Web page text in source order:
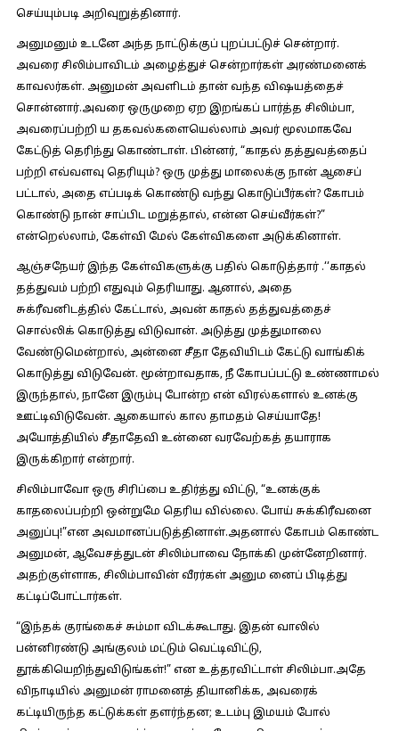
செய்யும்படி அறிவுறுத்தினார்.
அனுமனும் உடனே அந்த நாட்டுக்குப் புறப்பட்டுச் சென்றார்.
அவரை சிலிம்பாவிடம் அழைத்துச் சென்றார்கள் அரண்மனைக்
காவலர்கள். அனுமன் அவளிடம் தான் வந்த விஷயத்தைச்
சொன்னார்.அவரை ஒருமுறை ஏற இறங்கப் பார்த்த சிலிம்பா,
அவரைப்பற்றி ய தகவல்களையெல்லாம் அவர் மூலமாகவே
கேட்டுத் தெரிந்து கொண்டாள். பின்னர், “காதல் தத்துவத்தைப்
பற்றி எவ்வளவு தெரியும்? ஒரு முத்து மாலைக்கு நான் ஆசைப்
பட்டால், அதை எப்படிக் கொண்டு வந்து கொடுப்பீர்கள்? கோபம்
கொண்டு நான் சாப்பிட மறுத்தால், என்ன செய்வீர்கள்?”
என்றெல்லாம், கேள்வி மேல் கேள்விகளை அடுக்கினாள்.
ஆஞ்சநேயர் இந்த கேள்விகளுக்கு பதில் கொடுத்தார் .‘‘காதல்
தத்துவம் பற்றி எதுவும் தெரியாது. ஆனால், அதை
சுக்ரீவனிடத்தில் கேட்டால், அவன் காதல் தத்துவத்தைச்
சொல்லிக் கொடுத்து விடுவான். அடுத்து முத்துமாலை
வேண்டுமென்றால், அன்னை சீதா தேவியிடம் கேட்டு வாங்கிக்
கொடுத்து விடுவேன். மூன்றாவதாக, நீ கோபப்பட்டு உண்ணாமல்
இருந்தால், நானே இரும்பு போன்ற என் விரல்களால் உனக்கு
ஊட்டிவிடுவேன். ஆகையால் கால தாமதம் செய்யாதே!
அயோத்தியில் சீதாதேவி உன்னை வரவேற்கத் தயாராக
இருக்கிறார் என்றார்.
சிலிம்பாவோ ஒரு சிரிப்பை உதிர்த்து விட்டு, “உனக்குக்
காதலைப்பற்றி ஒன்றுமே தெரிய வில்லை. போய் சுக்கிரீவனை
அனுப்பு!”என அவமானப்படுத்தினாள்.அதனால் கோபம் கொண்ட
அனுமன், ஆவேசத்துடன் சிலிம்பாவை நோக்கி முன்னேறினார்.
அதற்குள்ளாக, சிலிம்பாவின் வீரர்கள் அனும னைப் பிடித்து
கட்டிப்போட்டார்கள்.
“இந்தக் குரங்கைச் சும்மா விடக்கூடாது. இதன் வாலில்
பன்னிரண்டு அங்குலம் மட்டும் வெட்டிவிட்டு,
தூக்கியெறிந்துவிடுங்கள்!” என உத்தரவிட்டாள் சிலிம்பா.அதே
விநாடியில் அனுமன் ராமனைத் தியானிக்க, அவரைக்
கட்டியிருந்த கட்டுக்கள் தளர்ந்தன; உடம்பு இமயம் போல்